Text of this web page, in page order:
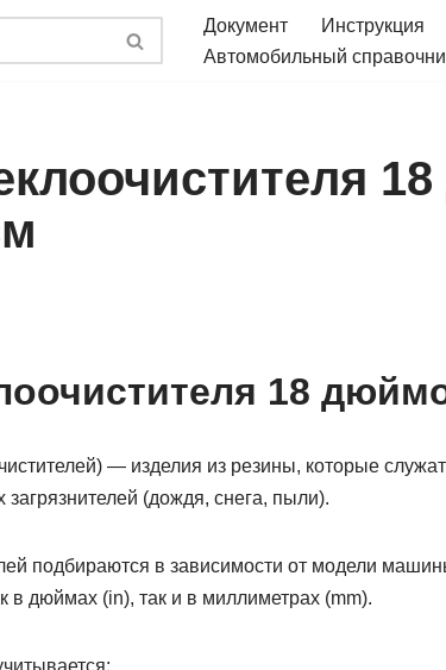
Документ Инструкция
Автомобильный
18
— изделия из резины, которые
загрязнителей (дождя, снега, пыли).
подбираются в зависимости от модели
в дюймах (in), так и в миллиметрах (mm).